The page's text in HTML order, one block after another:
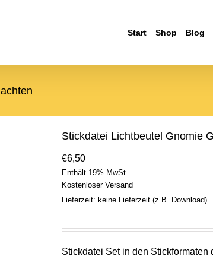
Start Shop Blog
Stickdatei Lichtbeutel Gnomie
€6,50
Enthält 19% MwSt.
Kostenloser Versand
Lieferzeit: keine Lieferzeit (z.B. Download)
Stickdatei Set in den Stickformaten